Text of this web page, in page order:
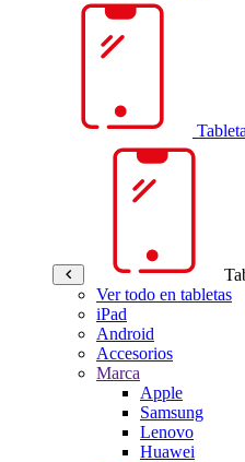
Ver todo en tabletas
iPad
Android
Accesorios
Marca
Apple
Samsung
Lenovo
Huawei